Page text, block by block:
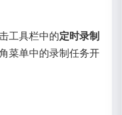
工具栏中的定时录制
菜单中的录制任务开